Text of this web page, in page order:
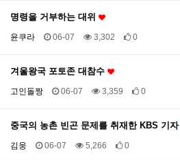
명령을 거부하는 대위
윤쿠라 06-07 3,302 0
겨울왕국 포토존 대참수
고인돌짱 06-07 3,359 0
중국의 농촌 빈곤 문제를 취재한 KBS 기자
김웅 06-07 5,266 0